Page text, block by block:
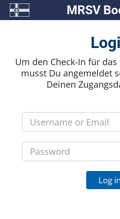
Zum
Inhalt
MRSV
Um den Check-In für
musst Du angemeldet
Deinen
Log in